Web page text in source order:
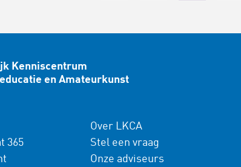
Kenniscentrum
en Amateurkunst
365
Over LKCA
Stel een vraag
Onze adviseurs